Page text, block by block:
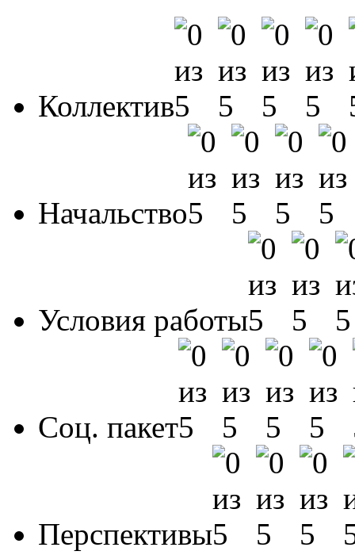
Коллектив
Начальство
Условия работы
Соц. пакет
Перспективы